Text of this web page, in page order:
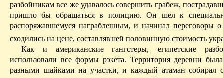
разбойникам все же удавалось совершить грабеж,
пришло бы обращаться в полицию. Он шел к
распоряжавшемуся награбленным, и начинал переговоры
сходились на цене, составлявшей половинную стоимость
Как и американские гангстеры, египетские
использовали все формы рэкета. Территория деревни
разными шайками на участки, и каждый атаман собирал